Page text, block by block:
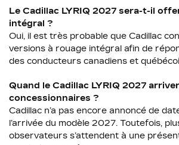
Le Cadillac LYRIQ 2027 sera-t-il
intégral ?
Oui, il est très probable que Cadillac
versions à rouage intégral afin de
des conducteurs canadiens et
Quand le Cadillac LYRIQ 2027
concessionnaires ?
Cadillac n’a pas encore annoncé de
l’arrivée du modèle 2027. Toutefois,
observateurs s’attendent à une